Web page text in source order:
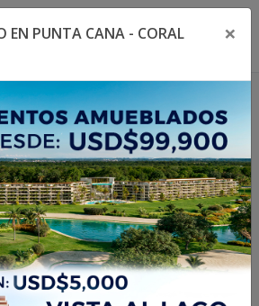
menu
EN PUNTA CANA - CORAL
×